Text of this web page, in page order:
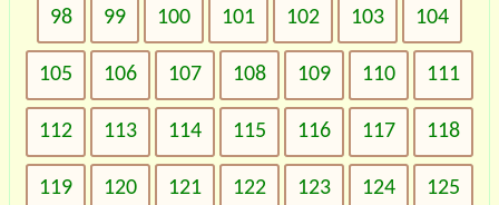
98 99 100 101 102 103 104
105 106 107 108 109 110 111
112 113 114 115 116 117 118
119 120 121 122 123 124 125